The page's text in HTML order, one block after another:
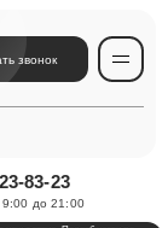
звонок
83-23
до 21:00